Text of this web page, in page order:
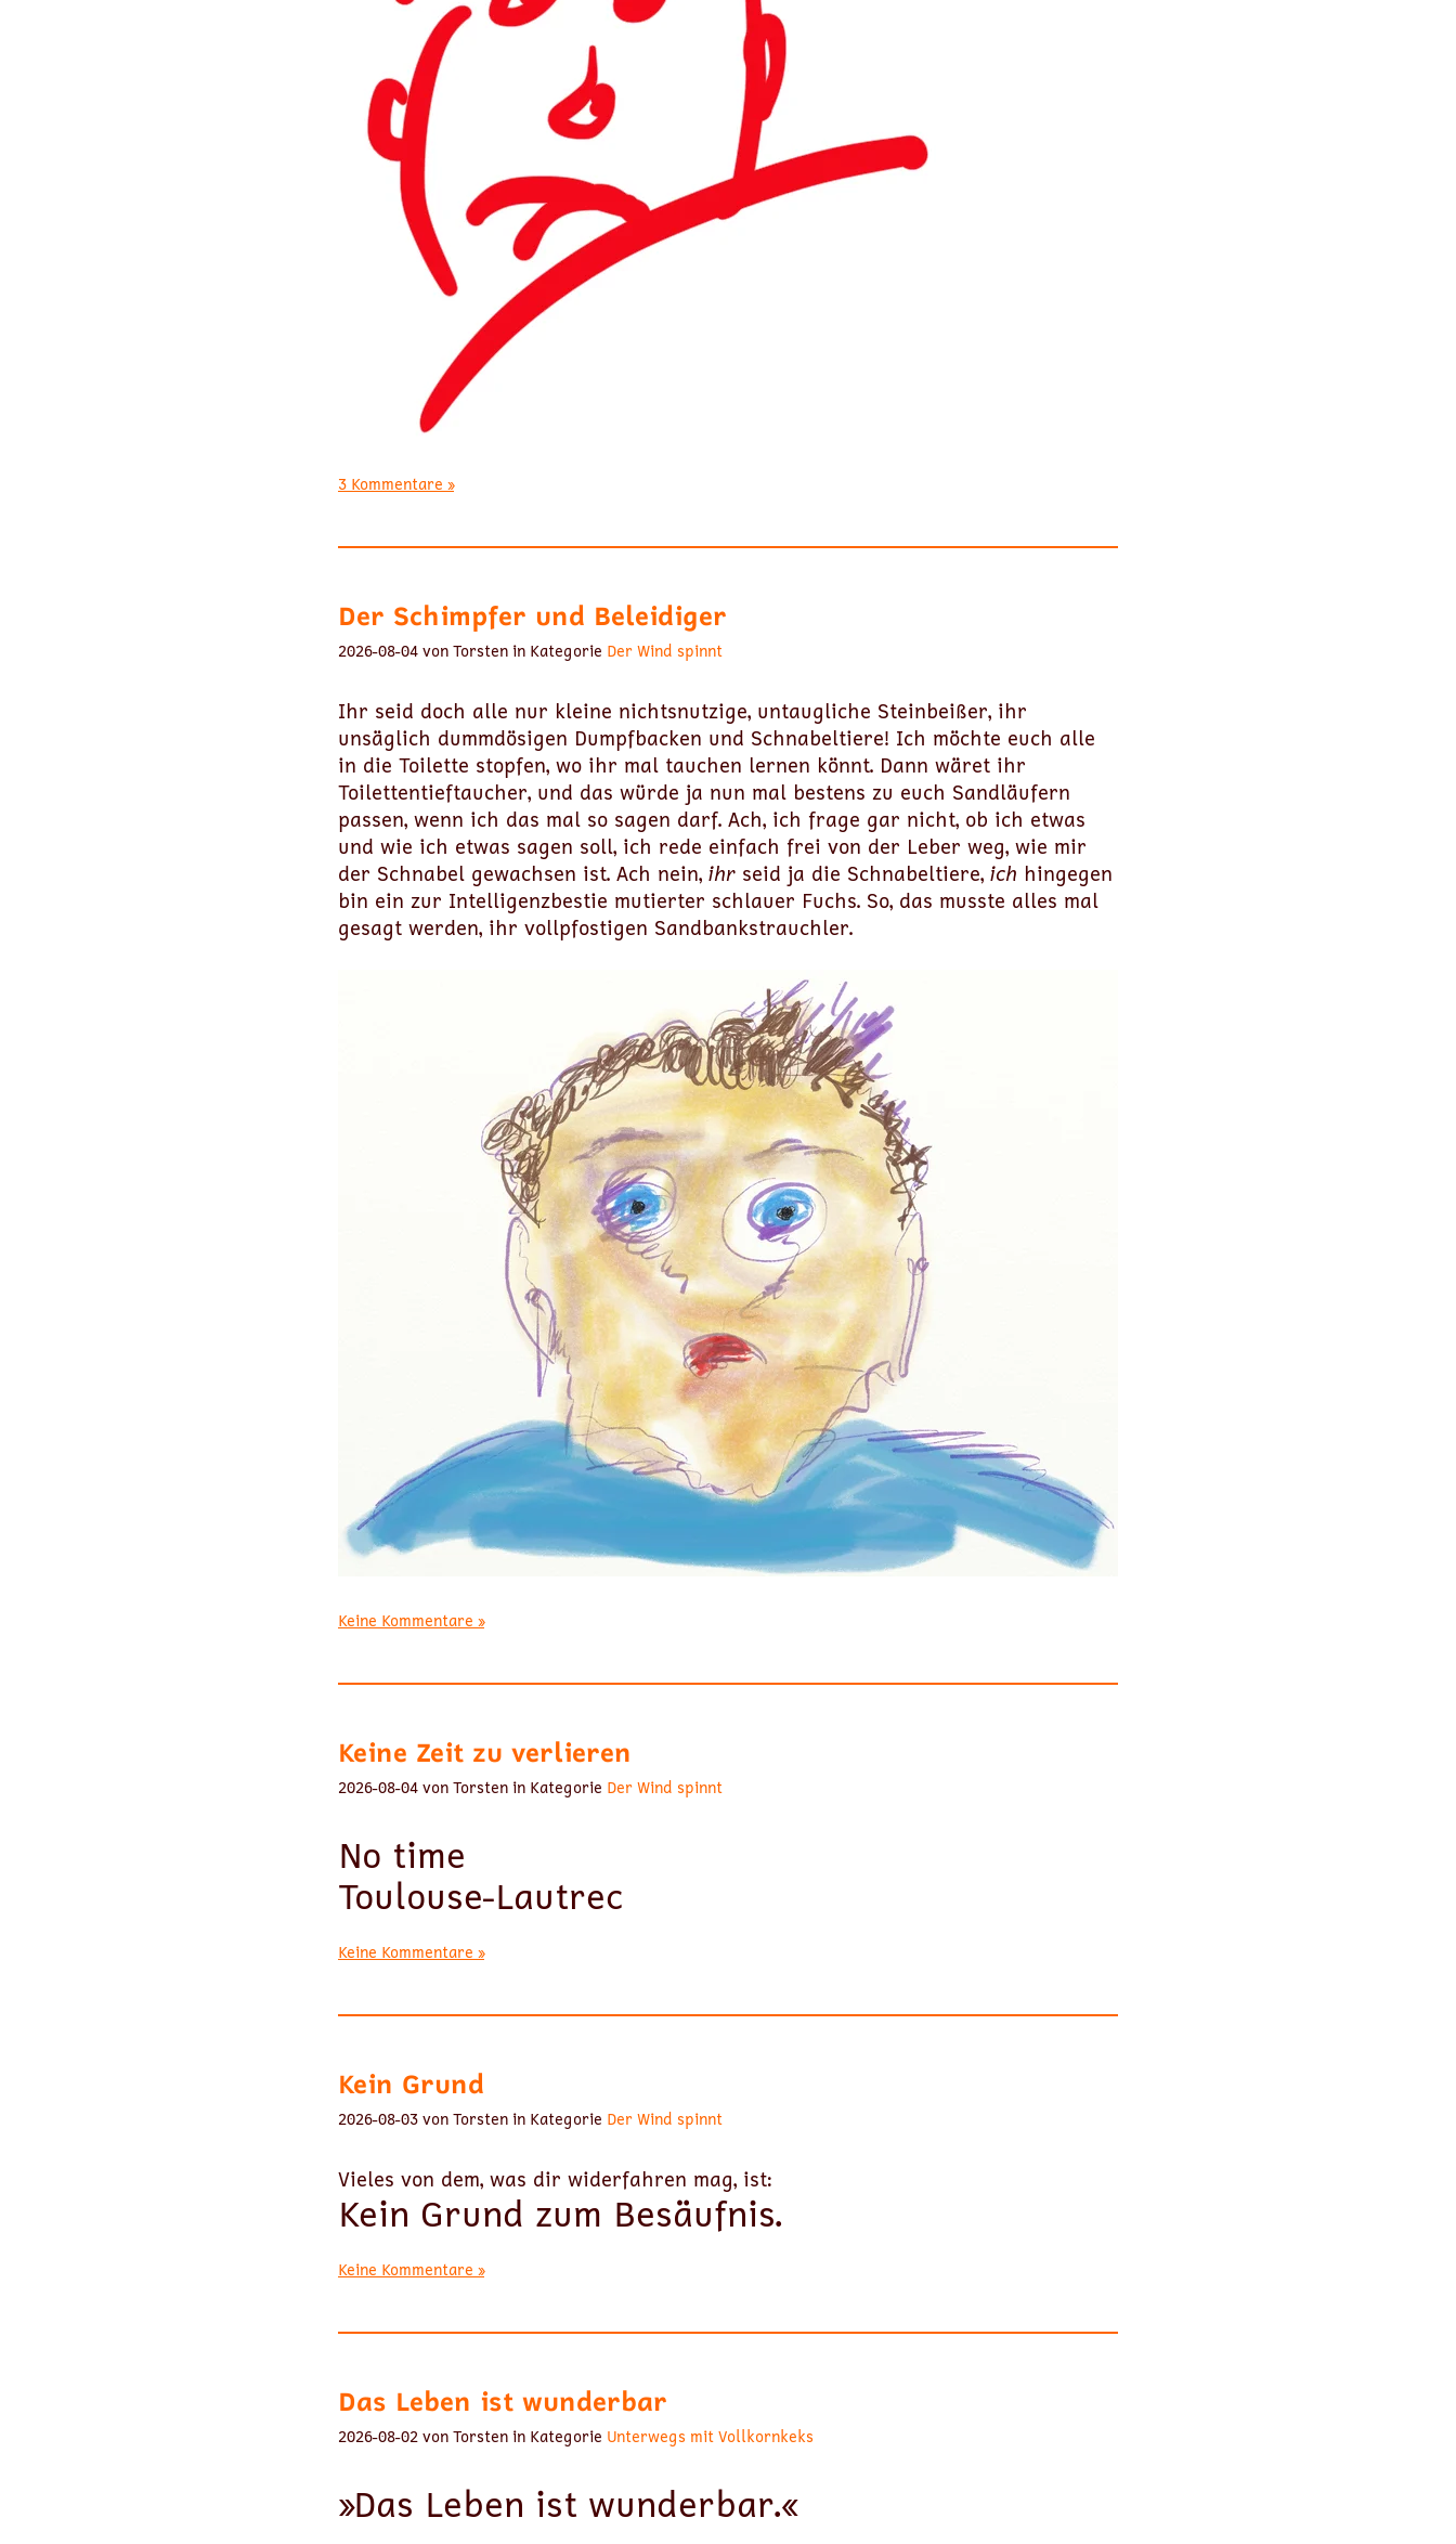
3 Kommentare »
Der Schimpfer und Beleidiger
2026-08-04 von Torsten in Kategorie Der Wind spinnt
Ihr seid doch alle nur kleine nichtsnutzige, untaugliche Steinbeißer, ihr
unsäglich dummdösigen Dumpfbacken und Schnabeltiere! Ich möchte euch alle
in die Toilette stopfen, wo ihr mal tauchen lernen könnt. Dann wäret ihr
Toilettentieftaucher, und das würde ja nun mal bestens zu euch Sandläufern
passen, wenn ich das mal so sagen darf. Ach, ich frage gar nicht, ob ich etwas
und wie ich etwas sagen soll, ich rede einfach frei von der Leber weg, wie mir
der Schnabel gewachsen ist. Ach nein, ihr seid ja die Schnabeltiere, ich hingegen
bin ein zur Intelligenzbestie mutierter schlauer Fuchs. So, das musste alles mal
gesagt werden, ihr vollpfostigen Sandbankstrauchler.
Keine Kommentare »
Keine Zeit zu verlieren
2026-08-04 von Torsten in Kategorie Der Wind spinnt
No time
Toulouse-Lautrec
Keine Kommentare »
Kein Grund
2026-08-03 von Torsten in Kategorie Der Wind spinnt
Vieles von dem, was dir widerfahren mag, ist:
Kein Grund zum Besäufnis.
Keine Kommentare »
Das Leben ist wunderbar
2026-08-02 von Torsten in Kategorie Unterwegs mit Vollkornkeks
»Das Leben ist wunderbar.«